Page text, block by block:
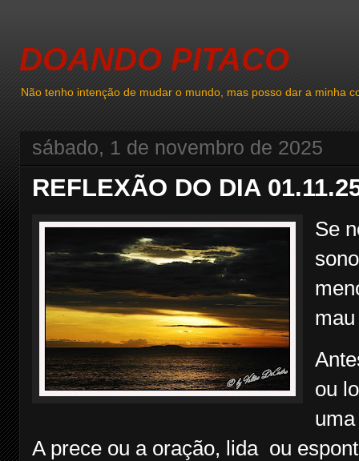
DOANDO PITACO
Não tenho intenção de mudar o mundo, mas posso dar a minha
sábado, 1 de novembro de 2025
REFLEXÃO DO DIA
Se
ou
A prece ou a oração, lida ou